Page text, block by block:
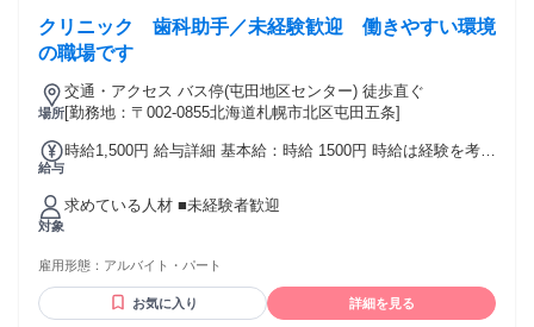
クリニック 歯科助手／未経験歓迎 働きやすい環境
の職場です
場所
交通・アクセス バス停(屯田地区センター) 徒歩直ぐ
[勤務地：〒002-0855北海道札幌市北区屯田五条]
給与
時給1,500円 給与詳細 基本給：時給 1500円 時給は経験を考慮
対象
求めている人材 ■未経験者歓迎
雇用形態： アルバイト・パート
お気に入り 詳細を見る